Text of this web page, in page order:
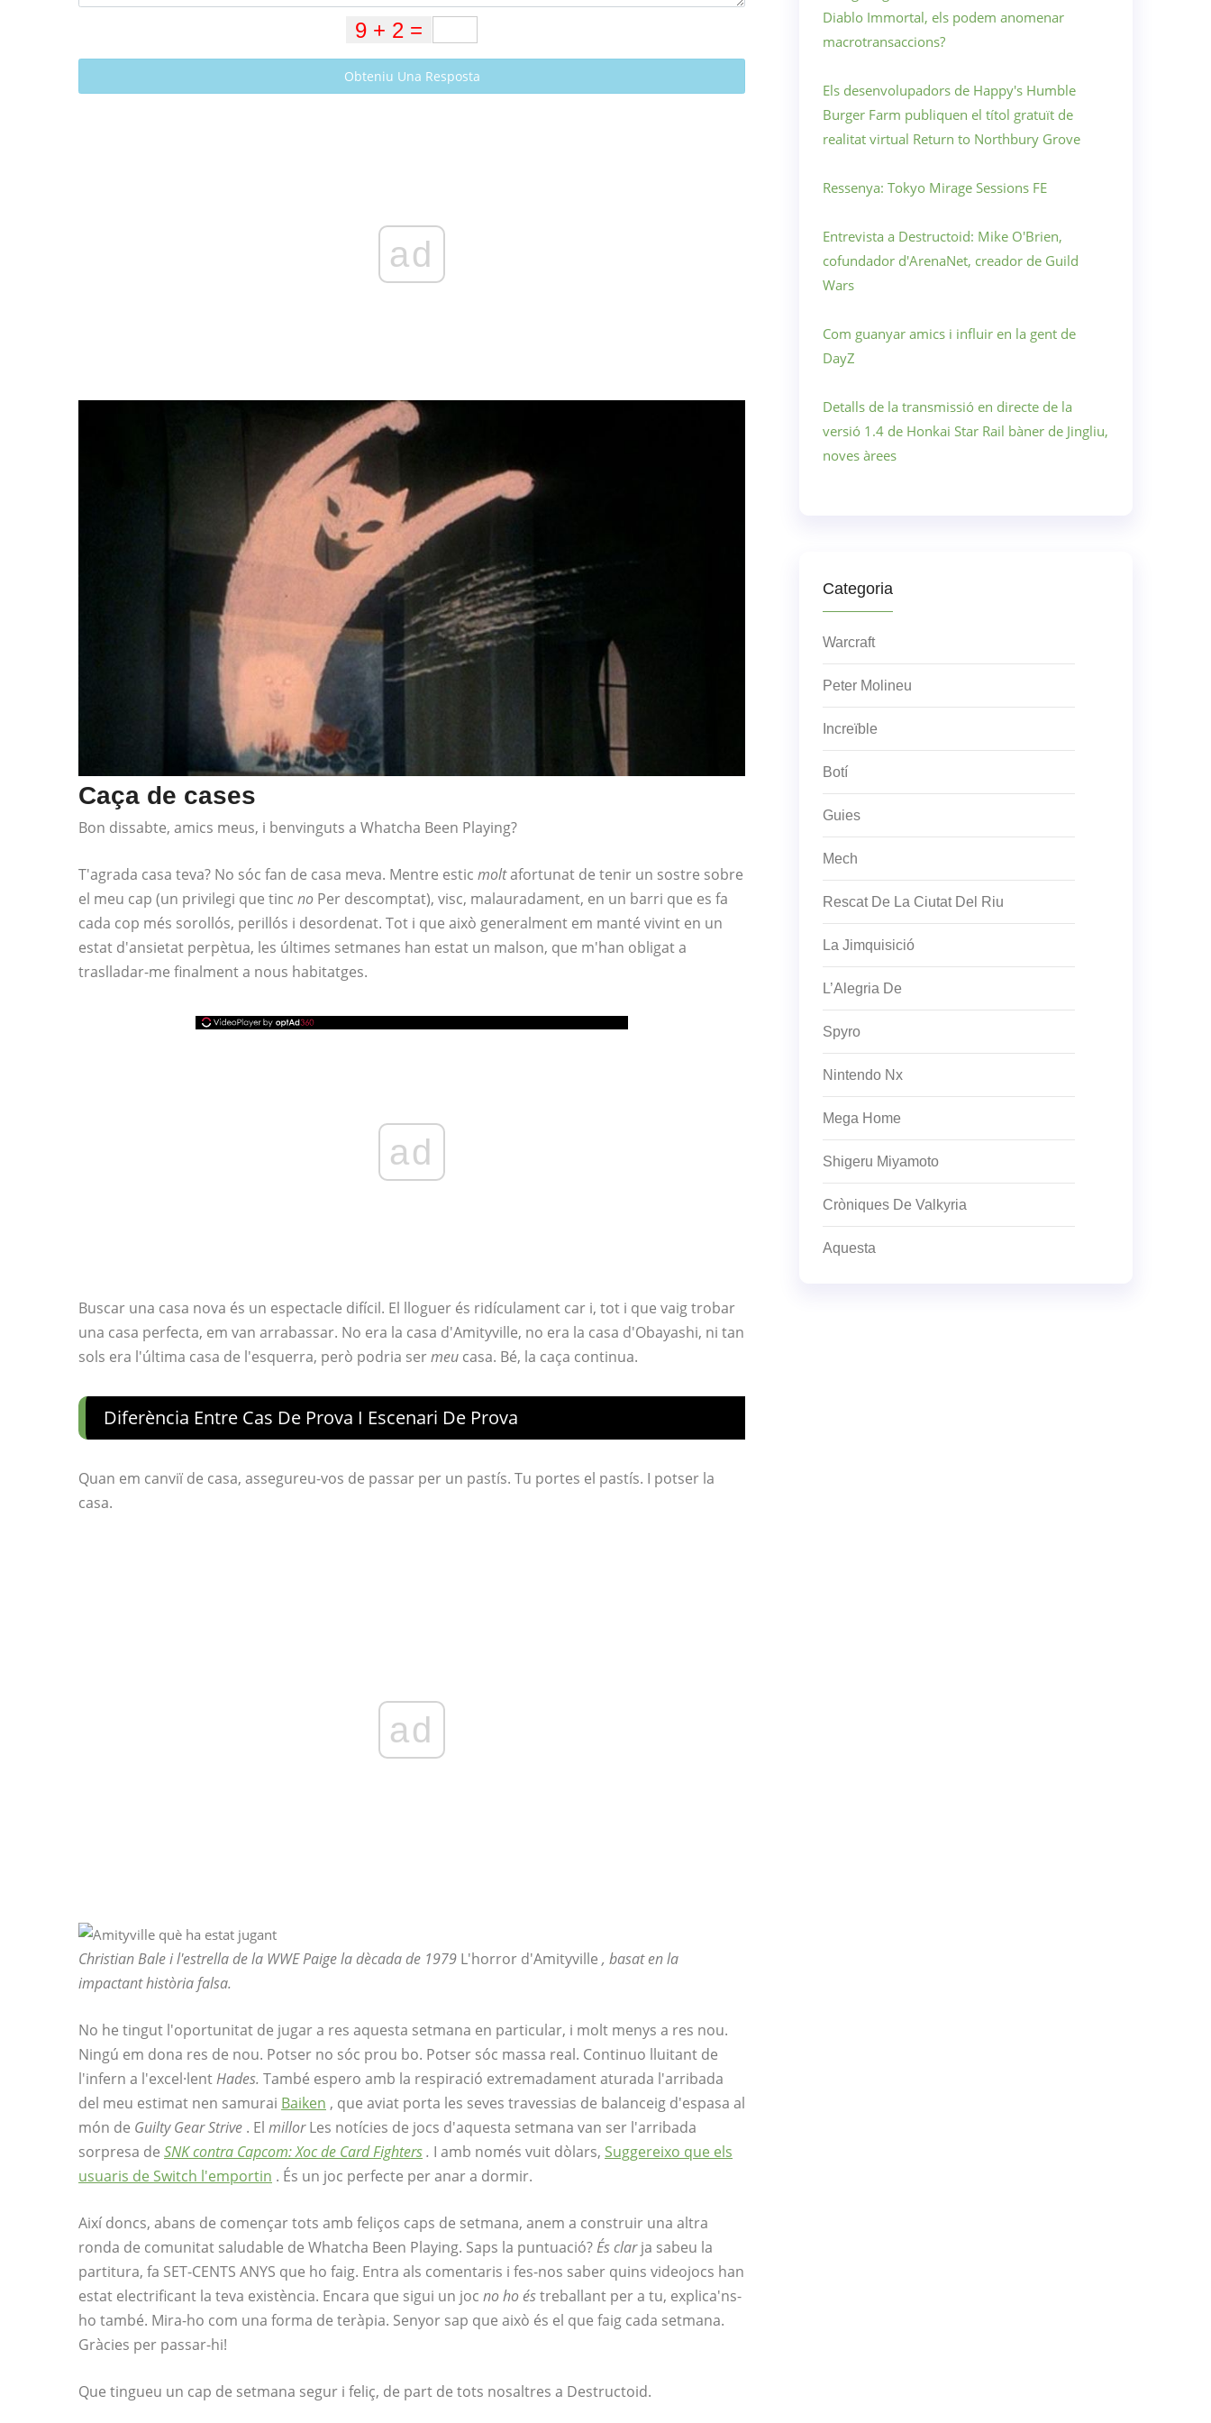
Obteniu Una Resposta
ad
Caça de cases
Bon dissabte, amics meus, i benvinguts a Whatcha Been Playing?
T'agrada casa teva? No sóc fan de casa meva. Mentre estic moltafortunat de tenir un sostre sobre
el meu cap (un privilegi que tinc no Per descomptat), visc, malauradament, en un barri que es fa
cada cop més sorollós, perillós i desordenat. Tot i que això generalment em manté vivint en un
estat d'ansietat perpètua, les últimes setmanes han estat un malson, que m'han obligat a
traslladar-me finalment a nous habitatges.
ad
Buscar una casa nova és un espectacle difícil. El lloguer és ridículament car i, tot i que vaig trobar
una casa perfecta, em van arrabassar. No era la casa d'Amityville, no era la casa d'Obayashi, ni tan
sols era l'última casa de l'esquerra, però podria sermeu casa. Bé, la caça continua.
Diferència Entre Cas De Prova I Escenari De Prova
Quan em canviï de casa, assegureu-vos de passar per un pastís. Tu portes el pastís. I potser la
casa.
ad
Christian Bale i l'estrella de la WWE Paige la dècada de 1979 L'horror d'Amityville , basat en la
impactant història falsa.
No he tingut l'oportunitat de jugar a res aquesta setmana en particular, i molt menys a res nou.
Ningú em dona res de nou. Potser no sóc prou bo. Potser sóc massa real. Continuo lluitant de
l'infern a l'excel·lentHades. També espero amb la respiració extremadament aturada l'arribada
del meu estimat nen samurai Baiken , que aviat porta les seves travessias de balanceig d'espasa al
món de Guilty Gear Strive . El millorLes notícies de jocs d'aquesta setmana van ser l'arribada
sorpresa de SNK contra Capcom: Xoc de Card Fighters. I amb només vuit dòlars, Suggereixo que els
usuaris de Switch l'emportin . És un joc perfecte per anar a dormir.
Així doncs, abans de començar tots amb feliços caps de setmana, anem a construir una altra
ronda de comunitat saludable de Whatcha Been Playing. Saps la puntuació?És clarja sabeu la
partitura, fa SET-CENTS ANYS que ho faig. Entra als comentaris i fes-nos saber quins videojocs han
estat electrificant la teva existència. Encara que sigui un joc no ho éstreballant per a tu, explica'ns-
ho també. Mira-ho com una forma de teràpia. Senyor sap que això és el que faig cada setmana.
Gràcies per passar-hi!
Que tingueu un cap de setmana segur i feliç, de part de tots nosaltres a Destructoid.
Diablo Immortal, els podem anomenar
macrotransaccions?
Els desenvolupadors de Happy's Humble
Burger Farm publiquen el títol gratuït de
realitat virtual Return to Northbury Grove
Ressenya: Tokyo Mirage Sessions FE
Entrevista a Destructoid: Mike O'Brien,
cofundador d'ArenaNet, creador de Guild
Wars
Com guanyar amics i influir en la gent de
DayZ
Detalls de la transmissió en directe de la
versió 1.4 de Honkai Star Rail bàner de Jingliu,
noves àrees
Categoria
Warcraft
Peter Molineu
Increïble
Botí
Guies
Mech
Rescat De La Ciutat Del Riu
La Jimquisició
L’Alegria De
Spyro
Nintendo Nx
Mega Home
Shigeru Miyamoto
Cròniques De Valkyria
Aquesta